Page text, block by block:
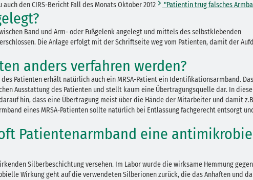
den CIRS-Bericht Fall des Monats Oktober 2012
"Patientin trug falsches
Band und Arm- oder Fußgelenk angelegt und mittels des selbstklebenden
Die Anlage erfolgt mit der Schriftseite weg vom Patienten, damit der
anders verfahren werden?
Patienten erhält natürlich auch ein MRSA-Patient ein Identifikationsarmband. Das
Ausstattung des Patienten und stellt kaum eine Übertragungsquelle dar. In
hin, dass eine Übertragung meist über die Hände der Mitarbeiter und damit
eines MRSA-Patienten sollte natürlich bei Entlassung fachgerecht entsorgt
Patientenarmband eine
Silberbeschichtung versehen. Im Labor wurde die wirksame Hemmung gegen
Wirkung geht auf die verwendeten Silberionen zurück, die das Anhaften und